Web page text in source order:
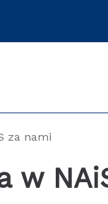
za nami
w